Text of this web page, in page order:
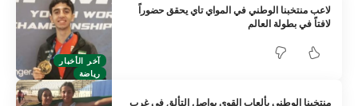
آخر الأخبار
رياضة
لاعب منتخبنا الوطني في المواي تاي يحقق حضوراً
لافتاً في بطولة العالم
منتخبنا الوطني بألعاب القوى يواصل التألق في غرب